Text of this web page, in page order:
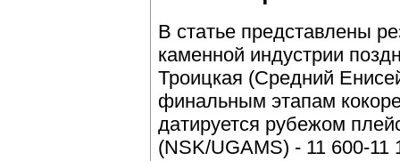
В статье представлены
каменной индустрии
Троицкая (Средний
финальным этапам
датируется рубежом
(NSK/UGAMS) - 11 600-11